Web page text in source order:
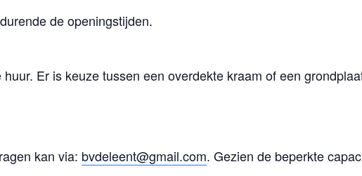
de openingstijden.
Er is keuze tussen een overdekte kraam of een
kan via: bvdeleent@gmail.com. Gezien de beperkte